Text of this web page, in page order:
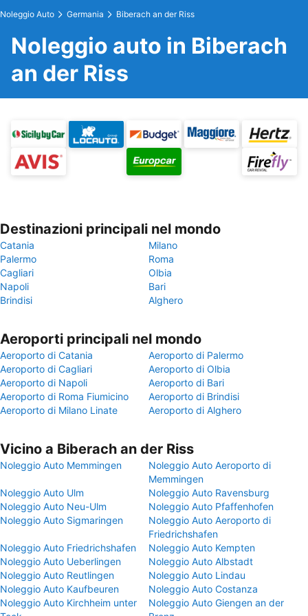
Noleggio Auto Germania Biberach an der Riss
Noleggio auto in Biberach
an der Riss
Destinazioni principali nel mondo
Catania
Milano
Palermo
Roma
Cagliari
Olbia
Napoli
Bari
Brindisi
Alghero
Aeroporti principali nel mondo
Aeroporto di Catania
Aeroporto di Palermo
Aeroporto di Cagliari
Aeroporto di Olbia
Aeroporto di Napoli
Aeroporto di Bari
Aeroporto di Roma Fiumicino
Aeroporto di Brindisi
Aeroporto di Milano Linate
Aeroporto di Alghero
Vicino a Biberach an der Riss
Noleggio Auto Memmingen
Noleggio Auto Aeroporto di
Memmingen
Noleggio Auto Ulm
Noleggio Auto Ravensburg
Noleggio Auto Neu-Ulm
Noleggio Auto Pfaffenhofen
Noleggio Auto Sigmaringen
Noleggio Auto Aeroporto di
Friedrichshafen
Noleggio Auto Friedrichshafen
Noleggio Auto Kempten
Noleggio Auto Ueberlingen
Noleggio Auto Albstadt
Noleggio Auto Reutlingen
Noleggio Auto Lindau
Noleggio Auto Kaufbeuren
Noleggio Auto Costanza
Noleggio Auto Kirchheim unter
Noleggio Auto Giengen an der